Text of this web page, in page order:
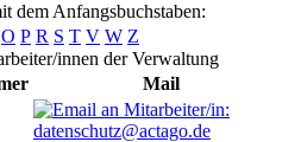
dem Anfangsbuchstaben:
O P R S T V W Z
innen der Verwaltung
Mail